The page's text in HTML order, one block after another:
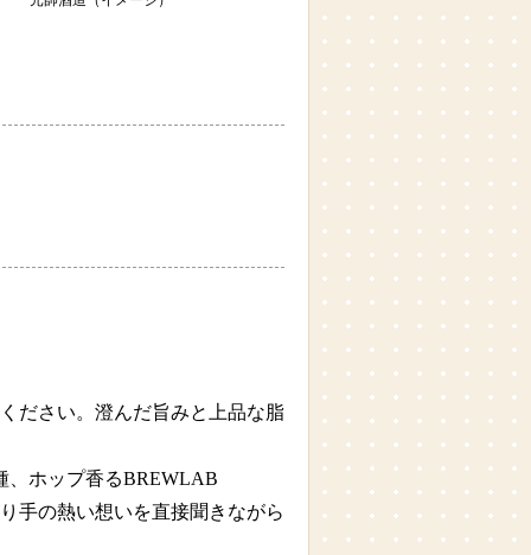
ださい。澄んだ旨みと上品な脂
、ホップ香るBREWLAB
手の熱い想いを直接聞きながら